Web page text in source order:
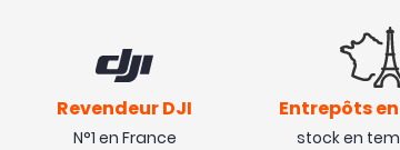
Revendeur DJI
N°1 en France
Entrepôts
stock en